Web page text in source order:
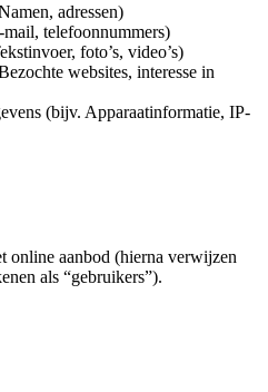
adressen)
telefoonnummers)
foto’s, video’s)
websites, interesse in
(bijv. Apparaatinformatie, IP-
online aanbod (hierna verwijzen
als “gebruikers”).